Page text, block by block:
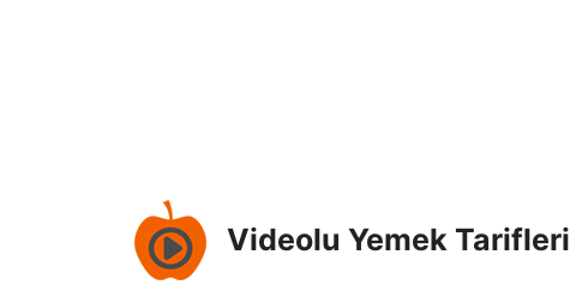
Videolu Yemek Tarifleri